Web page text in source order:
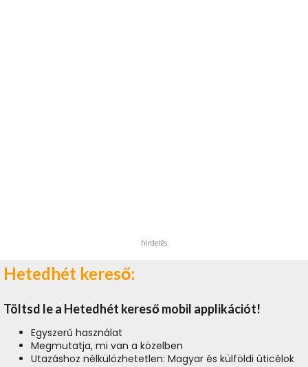
hirdetés
Hetedhét kereső:
Töltsd le a Hetedhét kereső mobil applikációt!
Egyszerű használat
Megmutatja, mi van a közelben
Utazáshoz nélkülözhetetlen: Magyar és külföldi úticélok